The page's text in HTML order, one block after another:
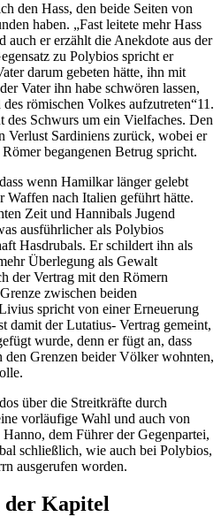
den Hass, den beide Seiten von
haben. „Fast leitete mehr Hass
er erzählt die Anekdote aus der
zu Polybios spricht er
darum gebeten hätte, ihn mit
Vater ihn habe schwören lassen,
römischen Volkes aufzutreten“11.
des Schwurs um ein Vielfaches. Den
Sardiniens zurück, wobei er
begangenen Betrug spricht.
wenn Hamilkar länger gelebt
Waffen nach Italien geführt hätte.
Zeit und Hannibals Jugend
ausführlicher als Polybios
Hasdrubals. Er schildert ihn als
Überlegung als Gewalt
der Vertrag mit den Römern
zwischen beiden
spricht von einer Erneuerung
damit der Lutatius- Vertrag gemeint,
wurde, denn er fügt an, dass
den Grenzen beider Völker wohnten,
über die Streitkräfte durch
vorläufige Wahl und auch von
dem Führer der Gegenpartei,
schließlich, wie auch bei Polybios,
ausgerufen worden.
der Kapitel